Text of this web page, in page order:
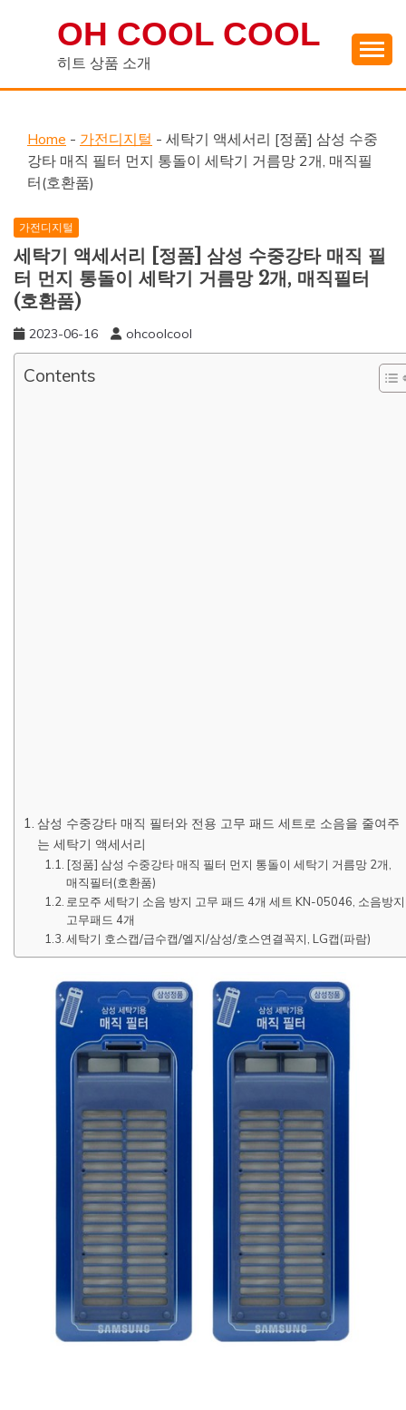
OH COOL COOL
히트 상품 소개
Home - 가전디지털 - 세탁기 액세서리 [정품] 삼성 수중
강타 매직 필터 먼지 통돌이 세탁기 거름망 2개, 매직필
터(호환품)
가전디지털
세탁기 액세서리 [정품] 삼성 수중강타 매직 필
터 먼지 통돌이 세탁기 거름망 2개, 매직필터
(호환품)
2023-06-16 ohcoolcool
Contents
삼성 수중강타 매직 필터와 전용 고무 패드 세트로 소음을 줄여주
는 세탁기 액세서리
[정품] 삼성 수중강타 매직 필터 먼지 통돌이 세탁기 거름망 2개,
매직필터(호환품)
로모주 세탁기 소음 방지 고무 패드 4개 세트 KN-05046, 소음방지
고무패드 4개
세탁기 호스캡/급수캡/엘지/삼성/호스연결꼭지, LG캡(파람)